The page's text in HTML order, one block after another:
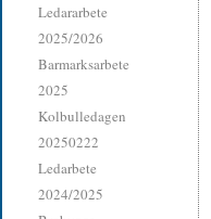
Ledararbete
2025/2026
Barmarksarbete
2025
Kolbulledagen
20250222
Ledarbete
2024/2025